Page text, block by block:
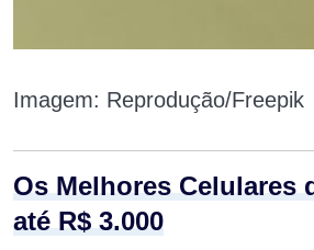
Imagem: Reprodução/Freepik
Os Melhores Celulares
até R$ 3.000